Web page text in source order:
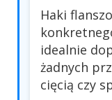
Haki
idealnie
żadnych
cięcią czy